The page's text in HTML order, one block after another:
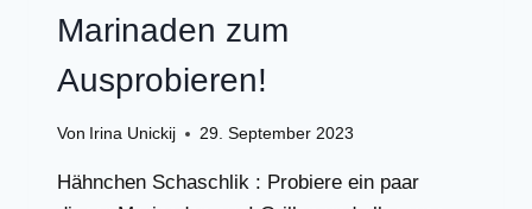
Marinaden zum
Ausprobieren!
Von Irina Unickij 29. September 2023
Hähnchen Schaschlik : Probiere ein paar